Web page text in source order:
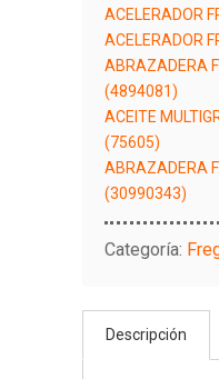
ACELERADOR
ACELERADOR
ABRAZADERA
(4894081)
ACEITE
(75605)
ABRAZADERA
(30990343)
Categoría:
Descripción